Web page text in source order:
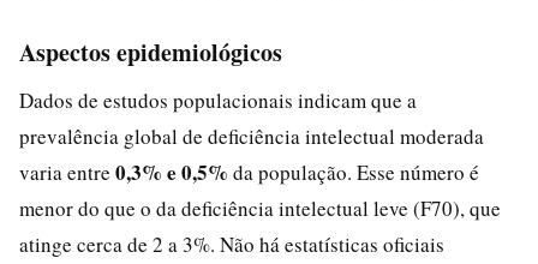
Aspectos epidemiológicos
Dados de estudos populacionais indicam que a
prevalência global de deficiência intelectual moderada
varia entre 0,3% e 0,5% da população. Esse número é
menor do que o da deficiência intelectual leve (F70), que
atinge cerca de 2 a 3%. Não há estatísticas oficiais